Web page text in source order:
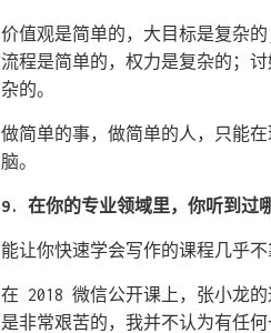
价值观是简单的，大目标是复杂
流程是简单的，权力是复杂的；
杂的。
做简单的事，做简单的人，只能
脑。
9. 在你的专业领域里，你听到过
能让你快速学会写作的课程几乎不
在 2018 微信公开课上，张小龙
是非常艰苦的，我并不认为有任